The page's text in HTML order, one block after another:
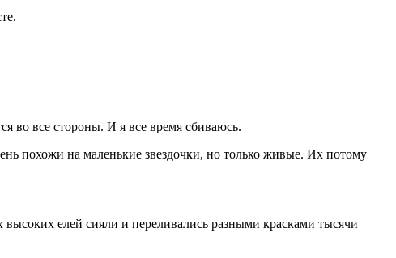
во все стороны. И я все время сбиваюсь.
похожи на маленькие звездочки, но только живые. Их потому
елей сияли и переливались разными красками тысячи